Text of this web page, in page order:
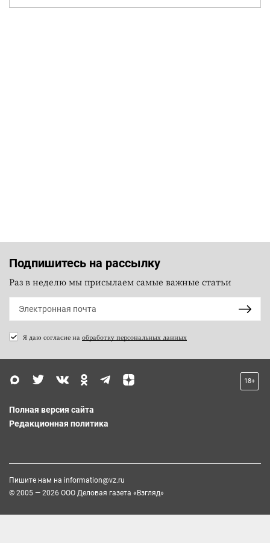
Подпишитесь на рассылку
Раз в неделю мы присылаем самые важные статьи
Я даю согласие на обработку персональных данных
18+
Полная версия сайта
Редакционная политика
Пишите нам на information@vz.ru
© 2005 — 2026 ООО Деловая газета «Взгляд»